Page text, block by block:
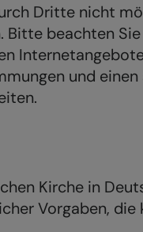
Dritte nicht
beachten
und
Kirche in
Vorgaben, die